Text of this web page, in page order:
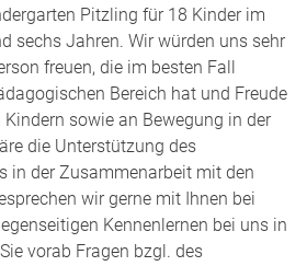
Pitzling für 18 Kinder im
sechs Jahren. Wir würden uns sehr
freuen, die im besten Fall
Bereich hat und Freude
sowie an Bewegung in der
die Unterstützung des
in der Zusammenarbeit mit den
wir gerne mit Ihnen bei
Kennenlernen bei uns in
vorab Fragen bzgl. des